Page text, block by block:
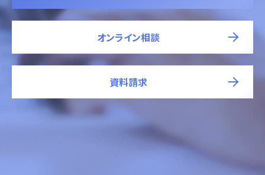
オンライン相談
資料請求